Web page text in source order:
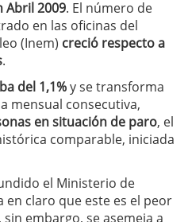
Abril 2009. El número de
en las oficinas del
(Inem) creció respecto a
.
del 1,1%y se transforma
mensual consecutiva,
en situación de paro, el
comparable, iniciada
el Ministerio de
en claro que este es el peor
embargo, se asemeja a